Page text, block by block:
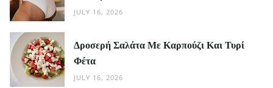
JULY 16, 2026
Δροσερή Σαλάτα Με Καρπούζι Και Τυρί
Φέτα
JULY 16, 2026